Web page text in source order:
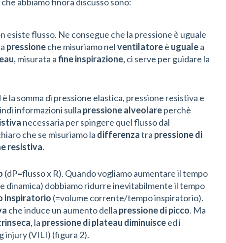
abbiamo finora discusso sono:
esiste flusso. Ne consegue che la pressione è uguale
pressioneche misuriamo nelventilatoreè ugualea
misurata afine inspirazione,ci serve per guidare la
è la somma di pressione elastica, pressione resistiva e
informazioni sulla pressione alveolareperchè
necessaria per spingere quel flusso dal
che se misuriamo la differenzatra pressione di
resistiva.
(dP=flusso x R). Quando vogliamo aumentare il tempo
dinamica) dobbiamo ridurre inevitabilmente il tempo
inspiratorio (=volume corrente/tempo inspiratorio).
che induce un aumento della pressione di picco. Ma
, la pressione di plateau diminuisceed i
injury (VILI) (figura 2).